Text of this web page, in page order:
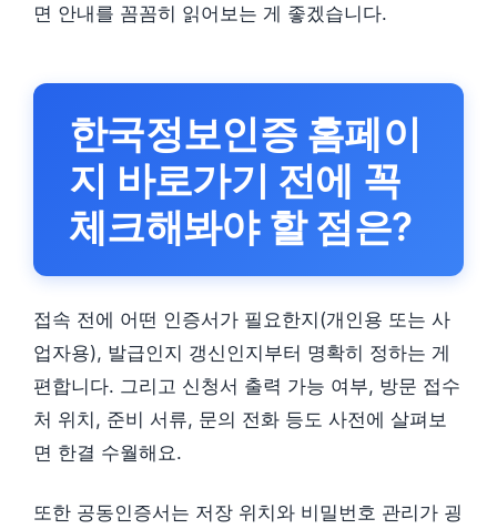
면 안내를 꼼꼼히 읽어보는 게 좋겠습니다.
한국정보인증 홈페이
지 바로가기 전에 꼭
체크해봐야 할 점은?
접속 전에 어떤 인증서가 필요한지(개인용 또는 사
업자용), 발급인지 갱신인지부터 명확히 정하는 게
편합니다. 그리고 신청서 출력 가능 여부, 방문 접수
처 위치, 준비 서류, 문의 전화 등도 사전에 살펴보
면 한결 수월해요.
또한 공동인증서는 저장 위치와 비밀번호 관리가 굉